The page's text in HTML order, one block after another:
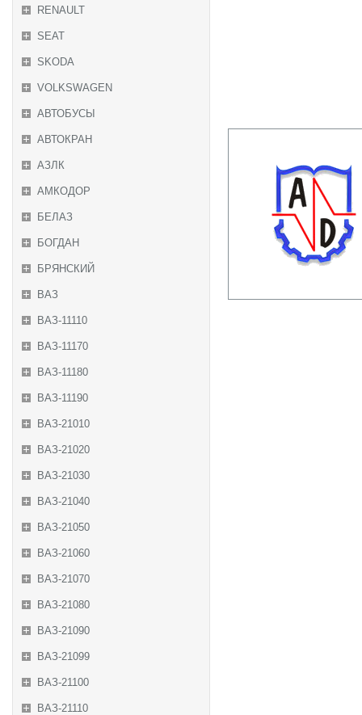
RENAULT
SEAT
SKODA
VOLKSWAGEN
АВТОБУСЫ
АВТОКРАН
АЗЛК
АМКОДОР
БЕЛАЗ
БОГДАН
БРЯНСКИЙ
ВАЗ
ВАЗ-11110
ВАЗ-11170
ВАЗ-11180
ВАЗ-11190
ВАЗ-21010
ВАЗ-21020
ВАЗ-21030
ВАЗ-21040
ВАЗ-21050
ВАЗ-21060
ВАЗ-21070
ВАЗ-21080
ВАЗ-21090
ВАЗ-21099
ВАЗ-21100
ВАЗ-21110